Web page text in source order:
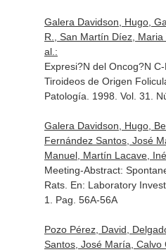
Galera Davidson, Hugo,
R., San Martín Díez, Maria
al.:
Expresi?N del Oncog?N
Tiroideos de Origen
Patología . 1998. Vol. 31.
Galera Davidson, Hugo,
Fernández Santos, José
Manuel, Martín Lacave,
Meeting-Abstract:
Rats. En: Laboratory
1. Pag. 56A-56A
Pozo Pérez, David,
Santos, José María, Calvo